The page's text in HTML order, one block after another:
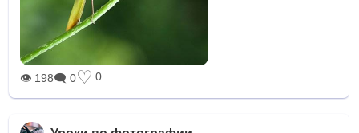
👁 198🗨 0♡ 0